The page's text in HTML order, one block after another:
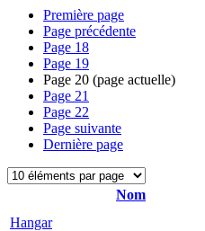
Première page
Page précédente
Page 18
Page 19
Page 20 (page actuelle)
Page 21
Page 22
Page suivante
Dernière page
Nom
Hangar